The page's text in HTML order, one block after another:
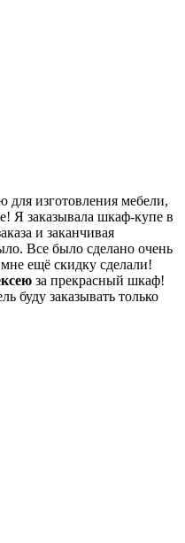
изготовления мебели,
Я заказывала шкаф-купе в
и заканчивая
Все было сделано очень
ещё скидку сделали!
за прекрасный шкаф!
буду заказывать только